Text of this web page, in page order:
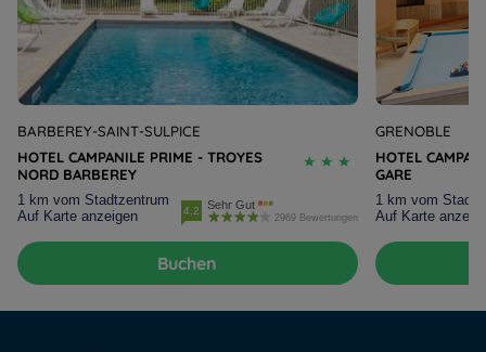
BARBEREY-SAINT-SULPICE
HOTEL CAMPANILE PRIME - TROYES
NORD BARBEREY
1 km vom Stadtzentrum
Auf Karte anzeigen
4.2 Sehr Gut
2969 Bewertungen
Buchen
GRENOBLE
HOTEL
GARE
1 km vom
Auf Karte
Hotels in Manchester
Hotels in Paris
Hotels in Amsterdam